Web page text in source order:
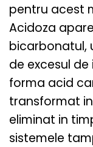
pentru acest
Acidoza apare
bicarbonatul,
de excesul
forma acid
transformat
eliminat in
sistemele